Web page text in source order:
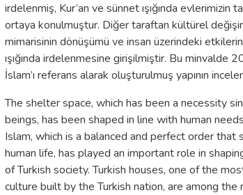
irdelenmiş, Kur’an ve sünnet ışığında evlerimizin
ortaya konulmuştur. Diğer taraftan kültürel
mimarisinin dönüşümü ve insan üzerindeki
ışığında irdelenmesine girişilmiştir. Bu minvalde
İslam’ı referans alarak oluşturulmuş yapının
The shelter space, which has been a necessity
beings, has been shaped in line with human
Islam, which is a balanced and perfect order that
human life, has played an important role in
of Turkish society. Turkish houses, one of the
culture built by the Turkish nation, are among